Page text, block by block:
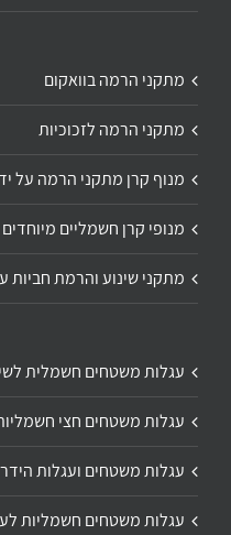
מתקני הרמה בוואקום
מתקני הרמה לזכוכיות
מנוף קרן מתקני הרמה על
מנופי קרן חשמליים מיוחדים
מתקני שינוע והרמת חביות
עגלות משטחים חשמלית
עגלות משטחים חצי
עגלות משטחים ועגלות
עגלות משטחים חשמליות